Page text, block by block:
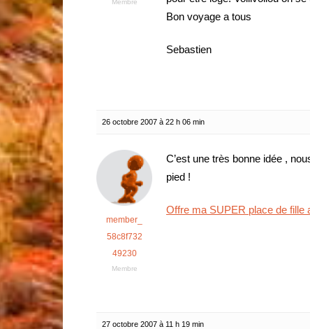
Membre
Bon voyage a tous
Sebastien
26 octobre 2007 à 22 h 06 min
member_
58c8f732
49230
Membre
C’est une très bonne idée ,
pied !
Offre ma SUPER place de fille
27 octobre 2007 à 11 h 19 min